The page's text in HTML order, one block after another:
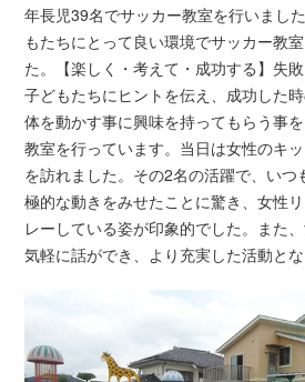
年長児39名でサッカー教室を行いまし
もたちにとって良い環境でサッカー教
た。【楽しく・考えて・成功する】失敗
子どもたちにヒントを伝え、成功した
体を動かす事に興味を持ってもらう事
教室を行っています。当日は女性のキ
を訪れました。その2名の活躍で、い
極的な動きをみせたことに驚き、女性
レーしている姿が印象的でした。また
気軽に話ができ、より充実した活動とな